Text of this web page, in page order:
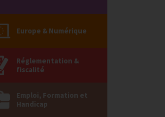
Europe & Numérique
Réglementation &
fiscalité
Emploi, Formation et
Handicap